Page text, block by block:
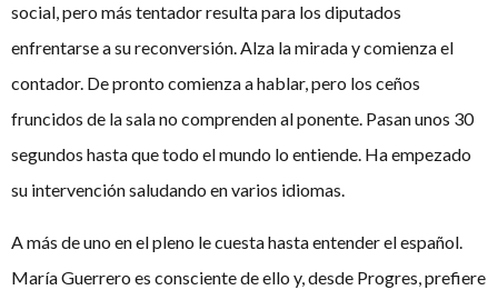
social, pero más tentador resulta para los diputados
enfrentarse a su reconversión. Alza la mirada y comienza el
contador. De pronto comienza a hablar, pero los ceños
fruncidos de la sala no comprenden al ponente. Pasan unos 30
segundos hasta que todo el mundo lo entiende. Ha empezado
su intervención saludando en varios idiomas.
A más de uno en el pleno le cuesta hasta entender el español.
María Guerrero es consciente de ello y, desde Progres, prefiere